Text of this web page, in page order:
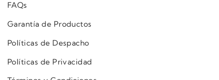
FAQs
Garantía de Productos
Políticas de Despacho
Políticas de Privacidad